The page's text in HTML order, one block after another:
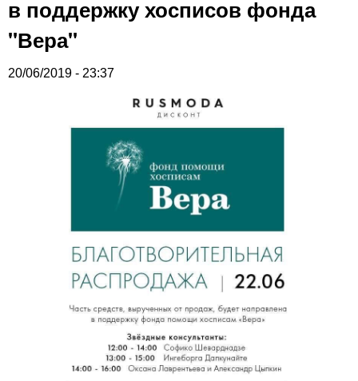
в поддержку хосписов фонда
"Вера"
20/06/2019 - 23:37